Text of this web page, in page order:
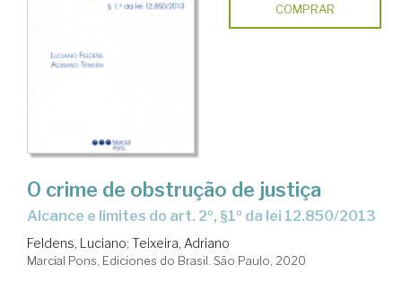
COMPRAR
O crime de obstrução de justiça
Alcance e limites do art. 2º, §1º da lei 12.850/2013
Feldens, Luciano; Teixeira, Adriano
Marcial Pons, Ediciones do Brasil. São Paulo, 2020